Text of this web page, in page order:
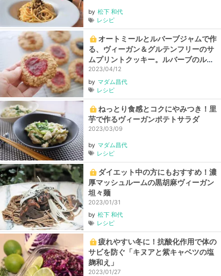
by 松下 和代
レシピ
オートミールとルバーブジャムで作
る、ヴィーガン＆グルテンフリーのサ
ムプリントクッキー。ルバーブのルビ
ー色が美しいジャムのレシピつき！
2023/04/12
by マダム昌代
レシピ
ねっとり食感とコクにやみつき！里
芋で作るヴィーガンポテトサラダ
2023/03/09
by マダム昌代
レシピ
ダイエット中の方にもおすすめ！濃
厚マッシュルームの黒胡麻ヴィーガン
坦々麺
2023/01/31
by 松下 和代
レシピ
疲れやすい冬に！抗酸化作用で体の
サビを防ぐ「キヌアと紫キャベツの塩
麹和え」
2023/01/27